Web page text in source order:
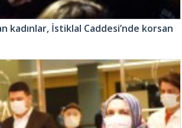
kadınlar, İstiklal Caddesi’nde korsan